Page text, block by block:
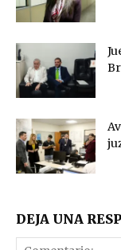
DEJA UNA